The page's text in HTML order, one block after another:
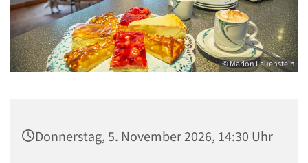
© Marion Lauenstein
Donnerstag, 5. November 2026, 14:30 Uhr